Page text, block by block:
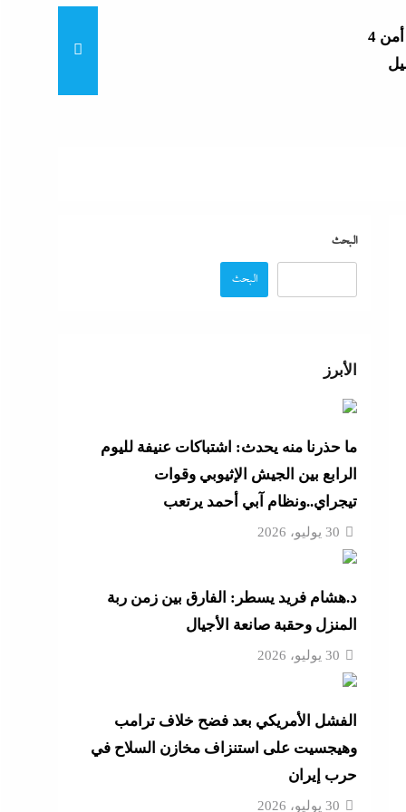
4 مساعدين جدد و9 مديرى أمن
البحث
البحث
الأبرز
ما حذرنا منه يحدث: اشتباكات عنيفة لليوم
الرابع بين الجيش الإثيوبي وقوات
تيجراي..ونظام آبي أحمد يرتعب
30 يوليو، 2026
د.هشام فريد يسطر: الفارق بين زمن ربة
المنزل وحقبة صانعة الأجيال
30 يوليو، 2026
الفشل الأمريكي بعد فضح خلاف ترامب
وهيجسيت على استنزاف مخازن السلاح في
حرب إيران
30 يوليو، 2026